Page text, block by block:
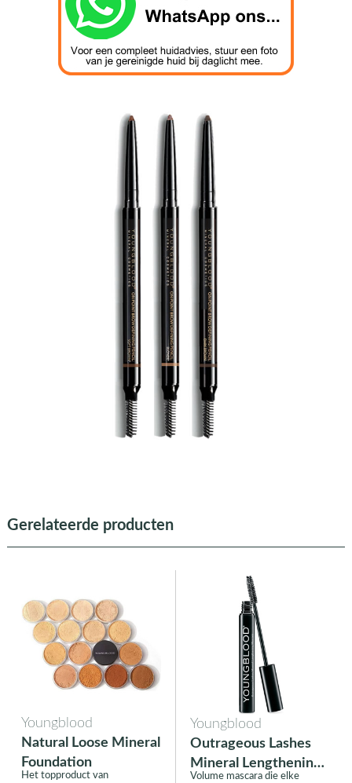
Gerelateerde producten
Youngblood
Natural Loose Mineral
Foundation
Het topproduct van
Youngblood
Outrageous Lashes
Mineral Lengthening
Volume mascara die elke